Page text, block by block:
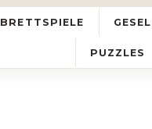
BRETTSPIELE
PUZZLES